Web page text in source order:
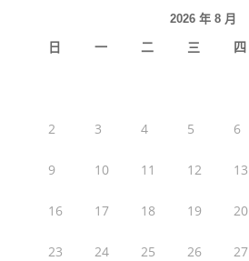
2026 年 8 月
日 一 二 三 四
2 3 4 5 6
9 10 11 12 13
16 17 18 19 20
23 24 25 26 27